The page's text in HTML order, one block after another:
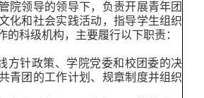
院领导的领导下，负责开展青年团
化和社会实践活动，指导学生组织
的科级机构，主要履行以下职责：
方针政策、学院党委和校团委的决
青团的工作计划、规章制度并组织